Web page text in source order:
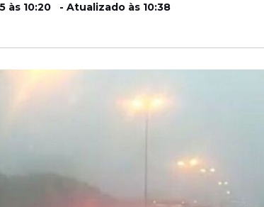
às 10:20 - Atualizado às 10:38